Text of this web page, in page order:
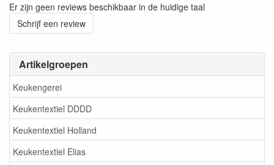
Artikelgroepen
Keukengerei
Keukentextiel DDDD
Keukentextiel Holland
Keukentextiel Elias
Er zijn geen reviews beschikbaar in de huidige taal
Schrijf een review